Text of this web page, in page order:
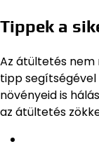
Tippek a
Az átültetés nem
tipp segítségével
növényeid is
az átültetés